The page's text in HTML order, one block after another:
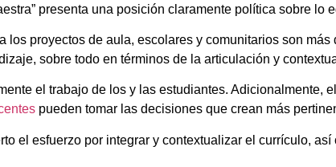
presenta una posición claramente política sobre lo
los proyectos de aula, escolares y comunitarios son
sobre todo en términos de la articulación y
el trabajo de los y las estudiantes. Adicionalmente,
pueden tomar las decisiones que crean más
el esfuerzo por integrar y contextualizar el currículo,